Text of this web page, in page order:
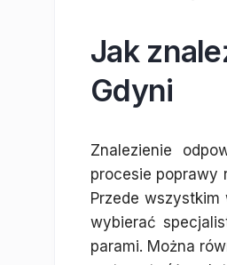
Jak
Gdyni
Znalezienie
procesie poprawy
Przede
wybierać
parami. Można